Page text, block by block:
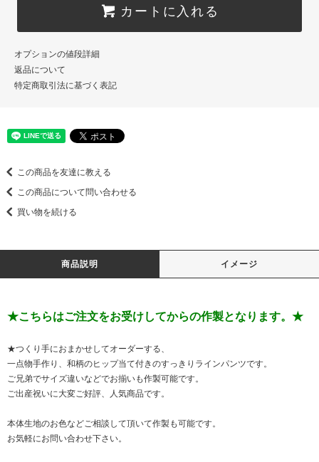
カートに入れる
オプションの値段詳細
返品について
特定商取引法に基づく表記
この商品を友達に教える
この商品について問い合わせる
買い物を続ける
商品説明 イメージ
★こちらはご注文をお受けしてからの作製となります。★
★つくり手におまかせしてオーダーする、
一点物手作り、和柄のヒップ当て付きのすっきりラインパンツです。
ご兄弟でサイズ違いなどでお揃いも作製可能です。
ご出産祝いに大変ご好評、人気商品です。
本体生地のお色などご相談して頂いて作製も可能です。
お気軽にお問い合わせ下さい。